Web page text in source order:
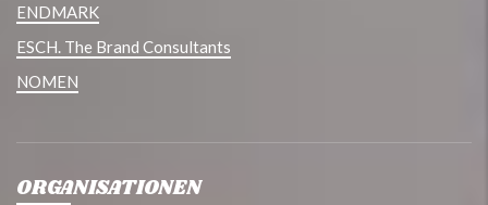
ENDMARK
ESCH. The Brand Consultants
NOMEN
ORGANISATIONEN